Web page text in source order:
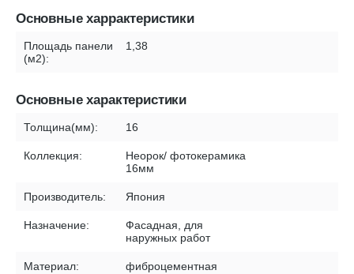
Основные харрактеристики
Площадь панели
(м2):
1,38
Основные характеристики
Толщина(мм): 16
Коллекция:
Неорок/ фотокерамика
16мм
Производитель: Япония
Назначение:
Фасадная, для
наружных работ
Материал: фиброцементная